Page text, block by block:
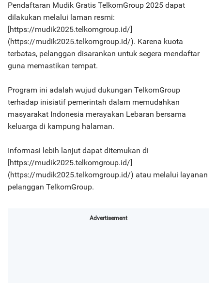
Pendaftaran Mudik Gratis TelkomGroup 2025 dapat
dilakukan melalui laman resmi:
[https://mudik2025.telkomgroup.id/]
(https://mudik2025.telkomgroup.id/). Karena kuota
terbatas, pelanggan disarankan untuk segera mendaftar
guna memastikan tempat.
Program ini adalah wujud dukungan TelkomGroup
terhadap inisiatif pemerintah dalam memudahkan
masyarakat Indonesia merayakan Lebaran bersama
keluarga di kampung halaman.
Informasi lebih lanjut dapat ditemukan di
[https://mudik2025.telkomgroup.id/]
(https://mudik2025.telkomgroup.id/) atau melalui layanan
pelanggan TelkomGroup.
Advertisement